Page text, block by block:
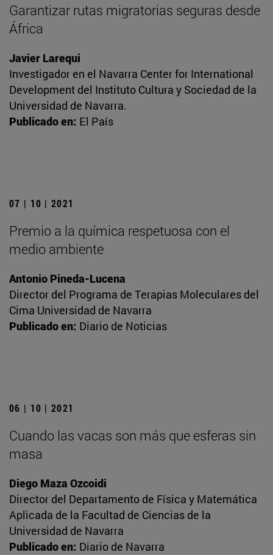
Garantizar rutas migratorias seguras desde
África
Javier Larequi
Investigador en el Navarra Center for International
Development del Instituto Cultura y Sociedad de la
Universidad de Navarra.
Publicado en: El País
07 | 10 | 2021
Premio a la química respetuosa con el
medio ambiente
Antonio Pineda-Lucena
Director del Programa de Terapias Moleculares del
Cima Universidad de Navarra
Publicado en: Diario de Noticias
06 | 10 | 2021
Cuando las vacas son más que esferas sin
masa
Diego Maza Ozcoidi
Director del Departamento de Física y Matemática
Aplicada de la Facultad de Ciencias de la
Universidad de Navarra
Publicado en: Diario de Navarra